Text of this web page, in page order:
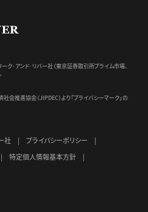
ク･アンド･リバー社（東京証券取引所プライム市場、
会推進協会（JIPDEC）より 「プライバシーマーク」の
社
プライバシーポリシー
特定個人情報基本方針